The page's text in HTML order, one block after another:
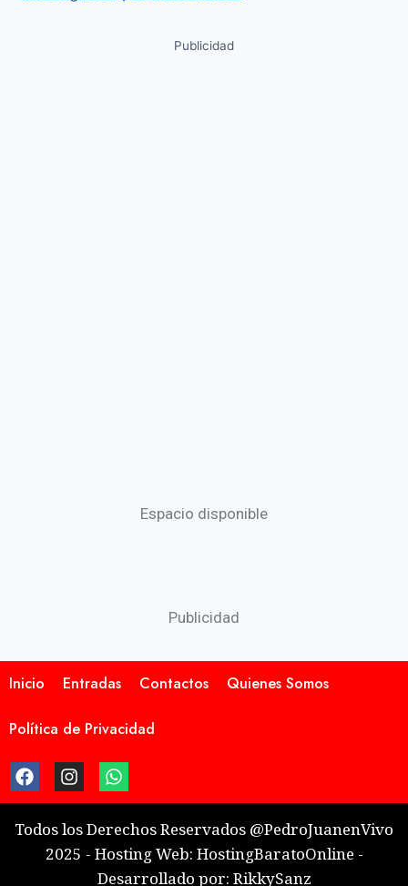
Publicidad
Espacio disponible
Publicidad
Inicio Entradas Contactos Quienes Somos
Política de Privacidad
Todos los Derechos Reservados @PedroJuanenVivo
2025 - Hosting Web: HostingBaratoOnline -
Desarrollado por: RikkySanz